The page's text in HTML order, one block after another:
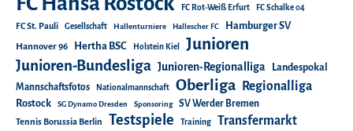
FC Rot-Weiß Erfurt FC Schalke 04
FC St. Pauli Gesellschaft Hallenturniere Hallescher FC Hamburger SV
Hannover 96 Hertha BSC Holstein Kiel Junioren
Junioren-Bundesliga Junioren-Regionalliga
Landespokal
Mannschaftsfotos
Nationalmannschaft Oberliga Regionalliga
Rostock SG Dynamo Dresden Sponsoring SV Werder Bremen
Tennis Borussia Berlin Testspiele Training Transfermarkt